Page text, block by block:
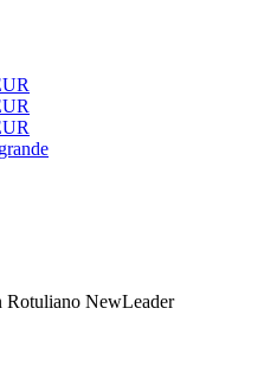
Rotuliano NewLeader